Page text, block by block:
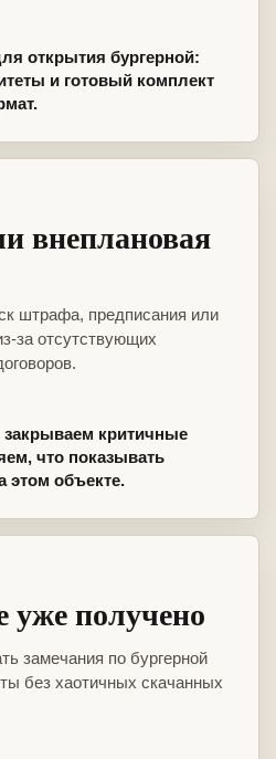
открытия бургерной:
и готовый комплект
внеплановая
штрафа, предписания или
за отсутствующих
критичные
что показывать
этом объекте.
уже получено
замечания по бургерной
без хаотичных скачанных